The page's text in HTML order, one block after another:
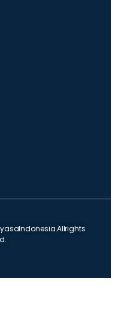
Indonesia. All rights